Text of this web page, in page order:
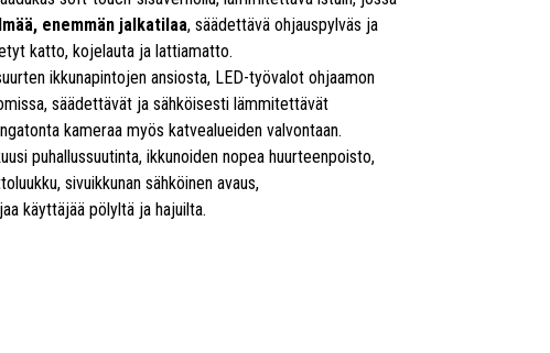
enemmän jalkatilaa, säädettävä ohjauspylväs ja
katto, kojelauta ja lattiamatto.
ikkunapintojen ansiosta, LED-työvalot ohjaamon
säädettävät ja sähköisesti lämmitettävät
kameraa myös katvealueiden valvontaan.
puhallussuutinta, ikkunoiden nopea huurteenpoisto,
sivuikkunan sähköinen avaus,
käyttäjää pölyltä ja hajuilta.